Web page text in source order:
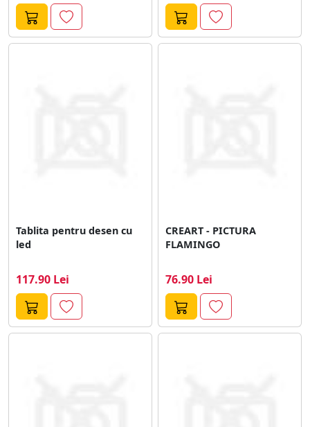
Tablita pentru desen cu
led
117.90 Lei
CREART - PICTURA
FLAMINGO
76.90 Lei